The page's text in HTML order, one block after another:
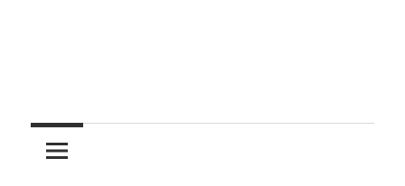
Centros
medicos
médicos,
centros